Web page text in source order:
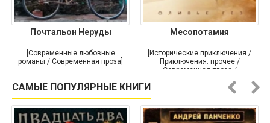
Почтальон Неруды
[Современные любовные
романы / Современная проза]
Месопотамия
[Исторические приключения /
Приключения: прочее /
Современная проза /
САМЫЕ ПОПУЛЯРНЫЕ КНИГИ